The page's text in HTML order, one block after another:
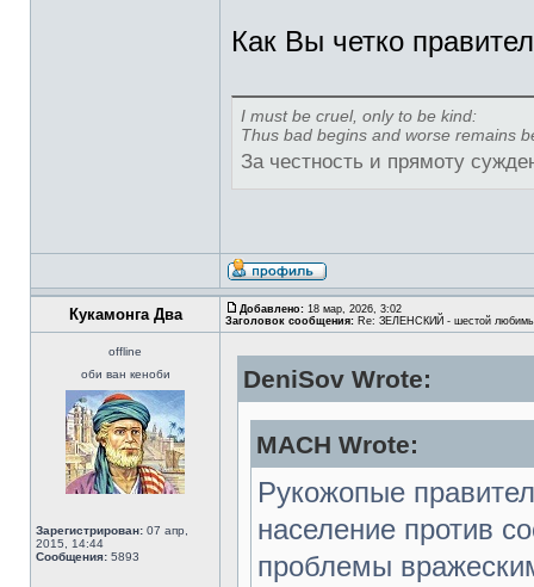
Как Вы четко
I must be cruel, only to be kind:
Thus bad begins and worse remains
За честность и прямоту
Кукамонга Два Добавлено: 18 мар, 2026, 3:02
Заголовок сообщения: Re: ЗЕЛЕНСКИЙ - шестой
offline
оби ван кеноби
Зарегистрирован: 07 апр,
2015, 14:44
Сообщения: 5893
DeniSov Wrote:
MACH Wrote:
Рукожопые
население против
проблемы